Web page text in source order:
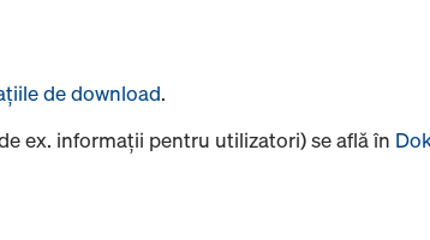
de download.
ex. informaţii pentru utilizatori) se află în